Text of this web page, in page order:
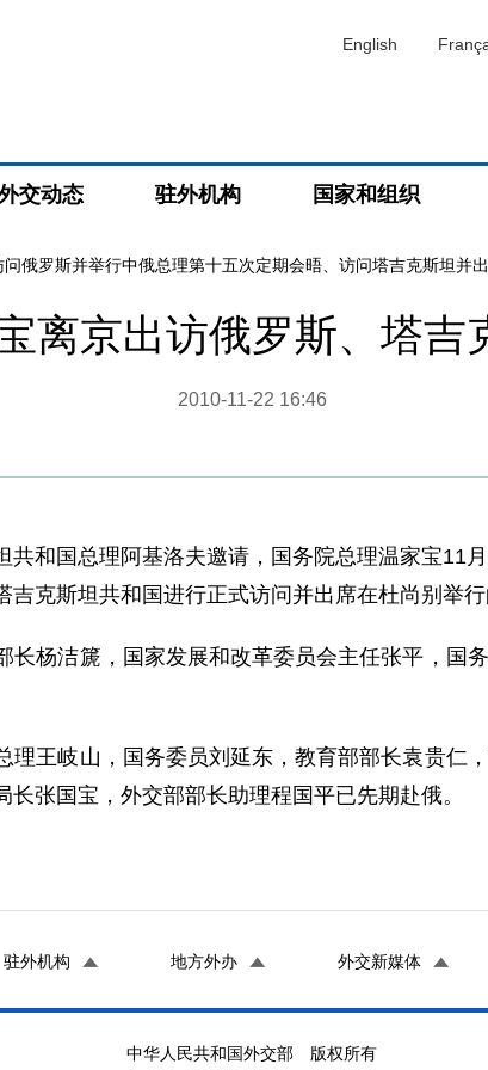
English
交动态 驻外机构 国家和组织
俄罗斯并举行中俄总理第十五次定期会晤、访问塔吉克斯坦并
离京出访俄罗斯、塔吉
2010-11-22 16:46
国总理阿基洛夫邀请，国务院总理温家宝11
克斯坦共和国进行正式访问并出席在杜尚别举
杨洁篪，国家发展和改革委员会主任张平，国
岐山，国务委员刘延东，教育部部长袁贵仁，
张国宝，外交部部长助理程国平已先期赴俄。
驻外机构 地方外办 外交新媒体
中华人民共和国外交部 版权所有